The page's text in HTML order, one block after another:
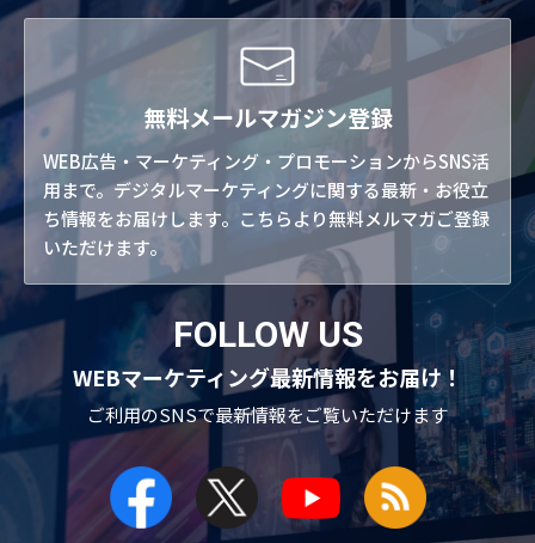
無料メールマガジン登録
WEB広告・マーケティング・プロモーションからSNS活
用まで。デジタルマーケティングに関する最新・お役立
ち情報をお届けします。こちらより無料メルマガご登録
いただけます。
FOLLOW US
WEBマーケティング最新情報をお届け！
ご利用のSNSで最新情報をご覧いただけます